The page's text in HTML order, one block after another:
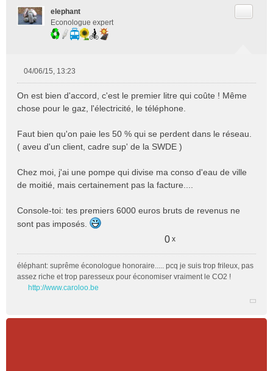
elephant
Econologue expert
s
s
g
e
n
l
04/06/15, 13:23
On est bien d'accord, c'est le premier litre qui coûte ! Même
chose pour le gaz, l'électricité, le téléphone.
Faut bien qu'on paie les 50 % qui se perdent dans le réseau.
( aveu d'un client, cadre sup' de la SWDE )
Chez moi, j'ai une pompe qui divise ma conso d'eau de ville
de moitié, mais certainement pas la facture....
Console-toi: tes premiers 6000 euros bruts de revenus ne
sont pas imposés.
0 x
éléphant: suprême éconologue honoraire..... pcq je suis trop frileux, pas
assez riche et trop paresseux pour économiser vraiment le CO2 !
http://www.caroloo.be